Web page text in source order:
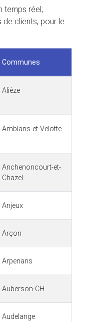
temps réel;
clients, pour le
Communes
Alièze
Amblans-et-Velotte
Anchenoncourt-et-
Chazel
Anjeux
Arçon
Arpenans
Auberson-CH
Audelange